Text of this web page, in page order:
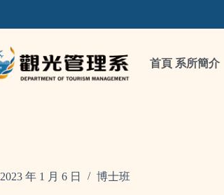
首頁 系所簡介
2023 年 1 月 6 日 博士班